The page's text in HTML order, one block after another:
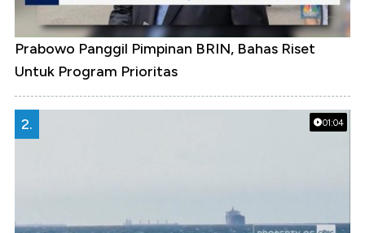
Prabowo Panggil Pimpinan BRIN, Bahas Riset
Untuk Program Prioritas
01:04
2.